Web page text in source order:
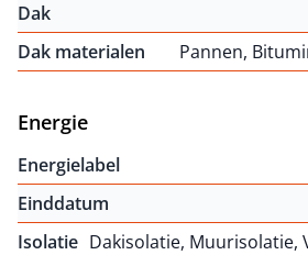
Dak
Dak materialen
Pannen,
Energie
Energielabel
Einddatum
Isolatie Dakisolatie, Muurisolatie,